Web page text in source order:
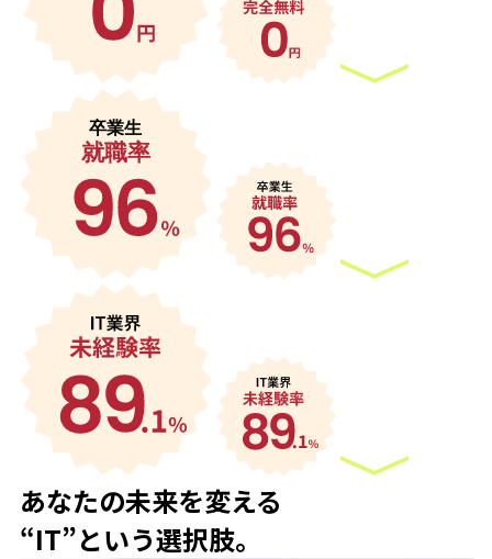
あなたの未来を変える
“IT”という選択肢。